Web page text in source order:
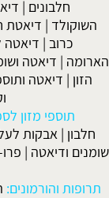
חלבונים |
השוקולד | דיאטת
כרוב | דיאטה
הארומה | דיאטה
הזון | דיאטה
תוספי מזון
חלבון | אבקות
שומנים ודיאטה |
תרופות והורמונים: